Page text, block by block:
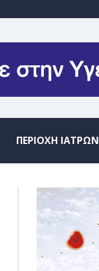
ΠΕΡΙΟΧΗ ΙΑΤΡΩΝ